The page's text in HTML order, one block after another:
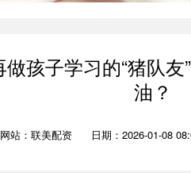
孩子学习的“猪队
油？
网站：联美配资 日期：2026-01-08